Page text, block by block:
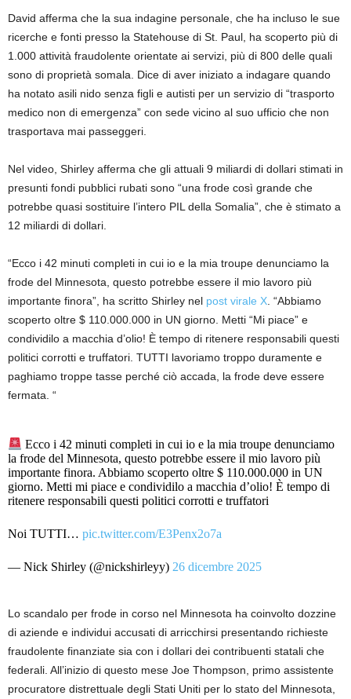
David afferma che la sua indagine personale, che ha incluso le sue
ricerche e fonti presso la Statehouse di St. Paul, ha scoperto più di
1.000 attività fraudolente orientate ai servizi, più di 800 delle quali
sono di proprietà somala. Dice di aver iniziato a indagare quando
ha notato asili nido senza figli e autisti per un servizio di “trasporto
medico non di emergenza” con sede vicino al suo ufficio che non
trasportava mai passeggeri.
Nel video, Shirley afferma che gli attuali 9 miliardi di dollari stimati in
presunti fondi pubblici rubati sono “una frode così grande che
potrebbe quasi sostituire l’intero PIL della Somalia”, che è stimato a
12 miliardi di dollari.
“Ecco i 42 minuti completi in cui io e la mia troupe denunciamo la
frode del Minnesota, questo potrebbe essere il mio lavoro più
importante finora”, ha scritto Shirley nel post virale X . “Abbiamo
scoperto oltre $ 110.000.000 in UN giorno. Metti “Mi piace” e
condividilo a macchia d’olio! È tempo di ritenere responsabili questi
politici corrotti e truffatori. TUTTI lavoriamo troppo duramente e
paghiamo troppe tasse perché ciò accada, la frode deve essere
fermata. “
Ecco i 42 minuti completi in cui io e la mia troupe denunciamo
la frode del Minnesota, questo potrebbe essere il mio lavoro più
importante finora. Abbiamo scoperto oltre $ 110.000.000 in UN
giorno. Metti mi piace e condividilo a macchia d’olio! È tempo di
ritenere responsabili questi politici corrotti e truffatori
Noi TUTTI… pic.twitter.com/E3Penx2o7a
— Nick Shirley (@nickshirleyy) 26 dicembre 2025
Lo scandalo per frode in corso nel Minnesota ha coinvolto dozzine
di aziende e individui accusati di arricchirsi presentando richieste
fraudolente finanziate sia con i dollari dei contribuenti statali che
federali. All’inizio di questo mese Joe Thompson, primo assistente
procuratore distrettuale degli Stati Uniti per lo stato del Minnesota,